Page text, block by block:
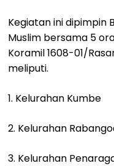
Kegiatan ini dipimpin
Muslim bersama 5
Koramil 1608-01/
meliputi.
1. Kelurahan Kumbe
2. Kelurahan
3. Kelurahan